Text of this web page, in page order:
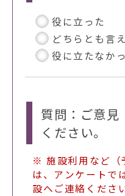
役に立った
どちらとも言
役に立たなか
質問：ご意見
ください。
※ 施設利用など（
は、アンケートで
設へご連絡くださ